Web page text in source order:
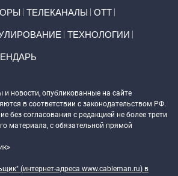
ТЕЛЕКАНАЛЫ ОТТ
ТЕХНОЛОГИИ
и новости, опубликованные на сайте
в соответствии с законодательством РФ.
без согласования с редакцией не более трети
материала, с обязательной прямой
(интернет-адреса www.cableman.ru) в